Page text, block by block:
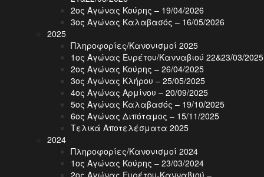
2ος Αγώνας Κούρης – 19/04/2026
3ος Αγώνας Καλαβασός – 16/05/2026
2025
Πληροφορίες/Κανονισμοί 2025
1ος Αγώνας Ευρέτου/Κανναβιού 22&23/03/2025
2ος Αγώνας Κούρης – 26/04/2025
3ος Αγώνας Κλήρου – 25/05/2025
4ος Αγώνας Αρμίνου – 20/09/2025
5ος Αγώνας Καλαβασός – 19/10/2025
6ος Αγώνας Διπόταμος – 15/11/2025
Τελικά Αποτελέσματα 2025
2024
Πληροφορίες/Κανονισμοί 2024
1ος Αγώνας Κούρης – 23/03/2024
2ος Αγώνας Ευρέτου-Κανναβιού –